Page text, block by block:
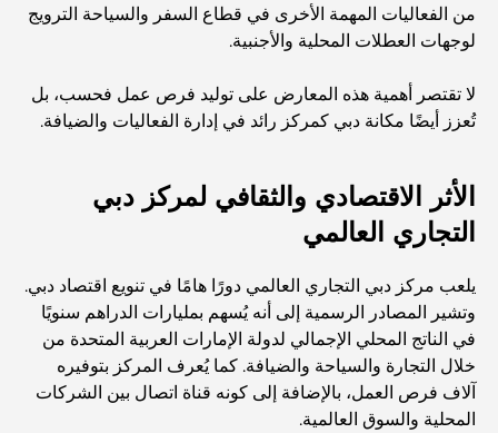
مطاعم في دبي هيلز: أفضل أماكن تناول الطعام في مركز متنامٍ
أفضل ملاعب الجولف للبطولات في دبي
المجتمعات السكنية المطلة على الواجهة البحرية في دبي: حياة
فاخرة على شاطئ البحر
من الفعاليات المهمة الأخرى في قطاع السفر والسياحة الترويج
لوجهات العطلات المحلية والأجنبية.
لا تقتصر أهمية هذه المعارض على توليد فرص عمل فحسب، بل
تُعزز أيضًا مكانة دبي كمركز رائد في إدارة الفعاليات والضيافة.
الأثر الاقتصادي والثقافي لمركز دبي
التجاري العالمي
يلعب مركز دبي التجاري العالمي دورًا هامًا في تنويع اقتصاد دبي.
وتشير المصادر الرسمية إلى أنه يُسهم بمليارات الدراهم سنويًا
في الناتج المحلي الإجمالي لدولة الإمارات العربية المتحدة من
خلال التجارة والسياحة والضيافة. كما يُعرف المركز بتوفيره
آلاف فرص العمل، بالإضافة إلى كونه قناة اتصال بين الشركات
المحلية والسوق العالمية.